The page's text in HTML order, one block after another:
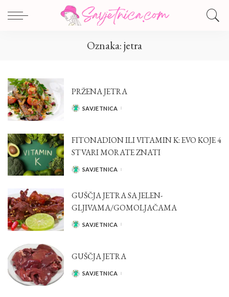
Oznaka:jetra
PRŽENA JETRA
POSTED
SAVJETNICA
FITONADION ILI VITAMIN K: EVO KOJE 4
STVARI MORATE ZNATI
POSTED
SAVJETNICA
GUŠČJA JETRA SA JELEN-
GLJIVAMA/GOMOLJAČAMA
POSTED
SAVJETNICA
GUŠČJA JETRA
POSTED
SAVJETNICA